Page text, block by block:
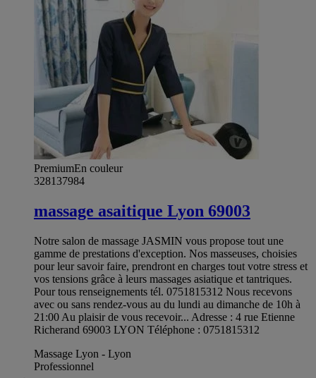
PremiumEn couleur
328137984
massage asaitique Lyon 69003
Notre salon de massage JASMIN vous propose tout une
gamme de prestations d'exception. Nos masseuses, choisies
pour leur savoir faire, prendront en charges tout votre stress et
vos tensions grâce à leurs massages asiatique et tantriques.
Pour tous renseignements tél. 0751815312 Nous recevons
avec ou sans rendez-vous au du lundi au dimanche de 10h à
21:00 Au plaisir de vous recevoir... Adresse : 4 rue Etienne
Richerand 69003 LYON Téléphone : 0751815312
Massage Lyon - Lyon
Professionnel